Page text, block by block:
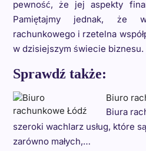
pewność, że jej aspekty
Pamiętajmy jednak, że
rachunkowego i rzetelna
w dzisiejszym świecie biznesu.
Sprawdź także:
Biuro
Biura
szeroki wachlarz usług, które
zarówno małych,…